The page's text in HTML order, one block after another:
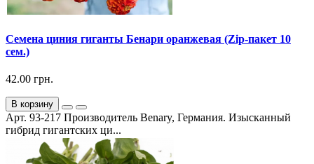
Семена циния гиганты Бенари оранжевая (Zip-пакет 10
сем.)
42.00 грн.
В корзину
Арт. 93-217 Производитель Benary, Германия. Изысканный
гибрид гигантских ци...